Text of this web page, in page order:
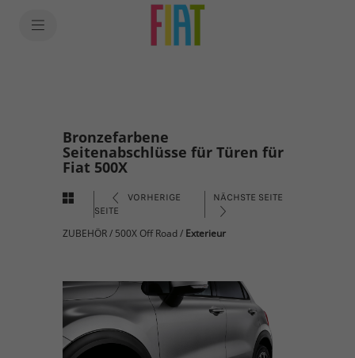
Bronzefarbene
Seitenabschlüsse für Türen für
Fiat 500X
VORHERIGE
SEITE
NÄCHSTE SEITE
ZUBEHÖR/ 500X Off Road/ Exterieur